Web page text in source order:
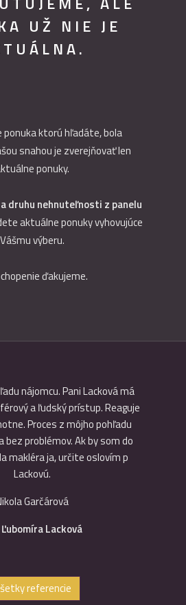
UŽ NIE JE
ponuka ktorú hľadáte, bola
snahou je zverejňovať len
ponuky.
druhu nehnuteľnosti z panelu
aktuálne ponuky vyhovujúce
Vášmu výberu.
ďakujeme.
nájomcu. Pani Lacková má
a ľudský prístup. Reaguje
Proces z môjho pohľadu
bez problémov. Ak by som do
makléra ja, určite oslovím p
Lackovú.
Garčárová
Lacková
referencie